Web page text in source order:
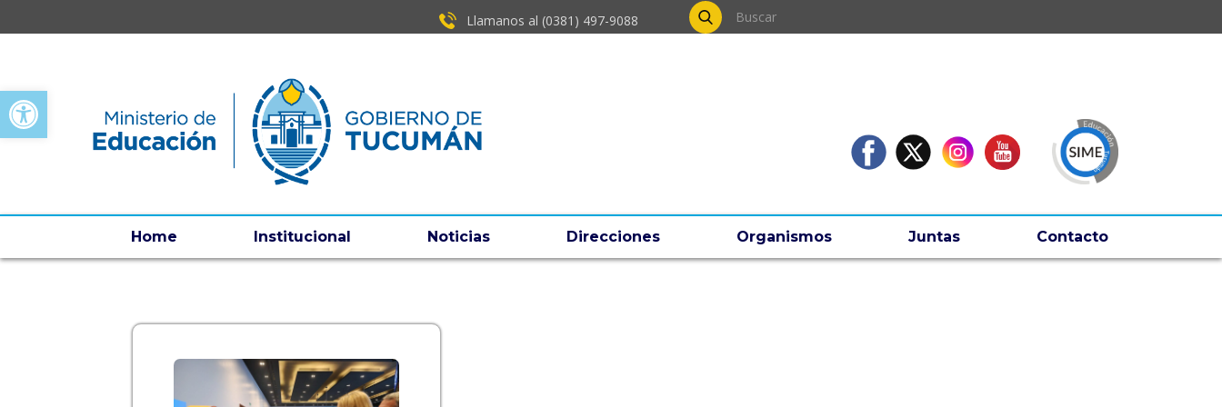
Open toolbar
Llamanos al (0381) ​497-9088
Home Institucional Noticias Direcciones Organismos Juntas Contacto